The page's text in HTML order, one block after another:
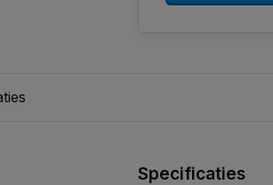
Specificaties